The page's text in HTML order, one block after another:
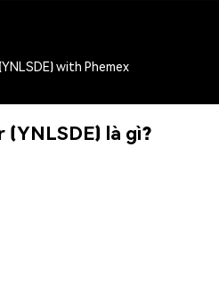
with Phemex
là gì?